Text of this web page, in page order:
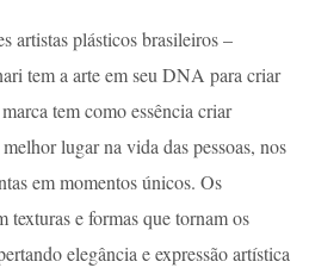
artistas plásticos brasileiros –
tem a arte em seu DNA para criar
tem como essência criar
lugar na vida das pessoas, nos
em momentos únicos. Os
texturas e formas que tornam os
elegância e expressão artística